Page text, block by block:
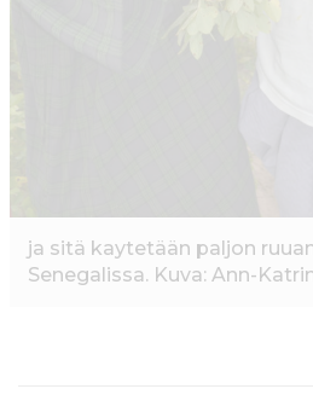
ja sitä kaytetään paljon
Senegalissa. Kuva: Ann-